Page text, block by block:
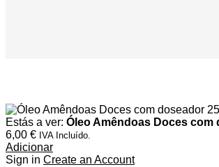
Estás a ver: Óleo Amêndoas Doces com
6,00 € IVA Incluído.
Adicionar
Sign in Create an Account